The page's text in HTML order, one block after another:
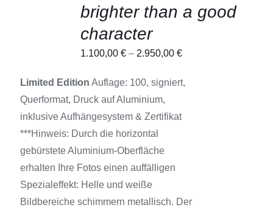
PRODUKT
MEHRERE
VARIANTEN
OPTIONEN
AUF
DER
PRODUKTSEITE
GEWÄHLT
WERDEN
brighter than a good
character
1.100,00€ – 2.950,00€
Limited Edition Auflage: 100, signiert,
Querformat, Druck auf Aluminium,
inklusive Aufhängesystem & Zertifikat
***Hinweis: Durch die horizontal
gebürstete Aluminium-Oberfläche
erhalten Ihre Fotos einen auffälligen
Spezialeffekt: Helle und weiße
Bildbereiche schimmern metallisch. Der